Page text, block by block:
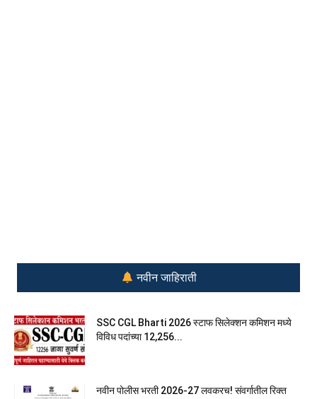
नवीन जाहिराती
SSC CGL Bharti 2026 स्टाफ सिलेक्शन कमिशन मध्ये
विविध पदांच्या 12,256...
नवीन पोलीस भरती 2026-27 लवकरच! संवर्गातील रिक्त